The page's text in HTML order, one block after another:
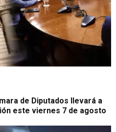
de Diputados llevará a
este viernes 7 de agosto